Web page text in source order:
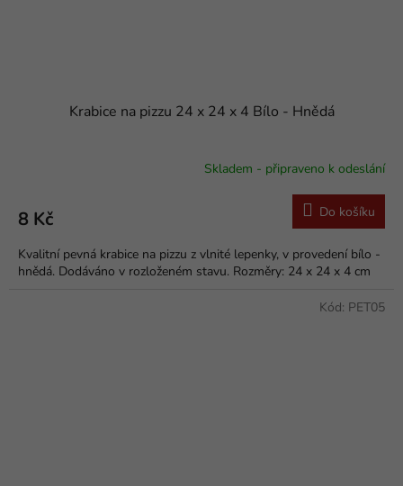
Krabice na pizzu 24 x 24 x 4 Bílo - Hnědá
Skladem - připraveno k odeslání
8 Kč Do košíku
Kvalitní pevná krabice na pizzu z vlnité lepenky, v provedení bílo -
hnědá. Dodáváno v rozloženém stavu. Rozměry: 24 x 24 x 4 cm
Kód: PET05